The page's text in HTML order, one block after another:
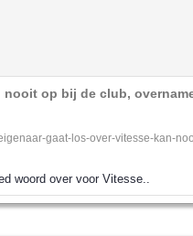
op bij de club,
gaat-los-over-vitesse-kan-
woord over voor Vitesse..